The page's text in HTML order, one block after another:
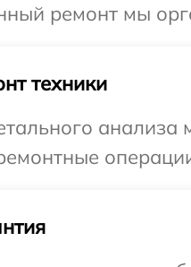
ремонт мы
техники
анализа